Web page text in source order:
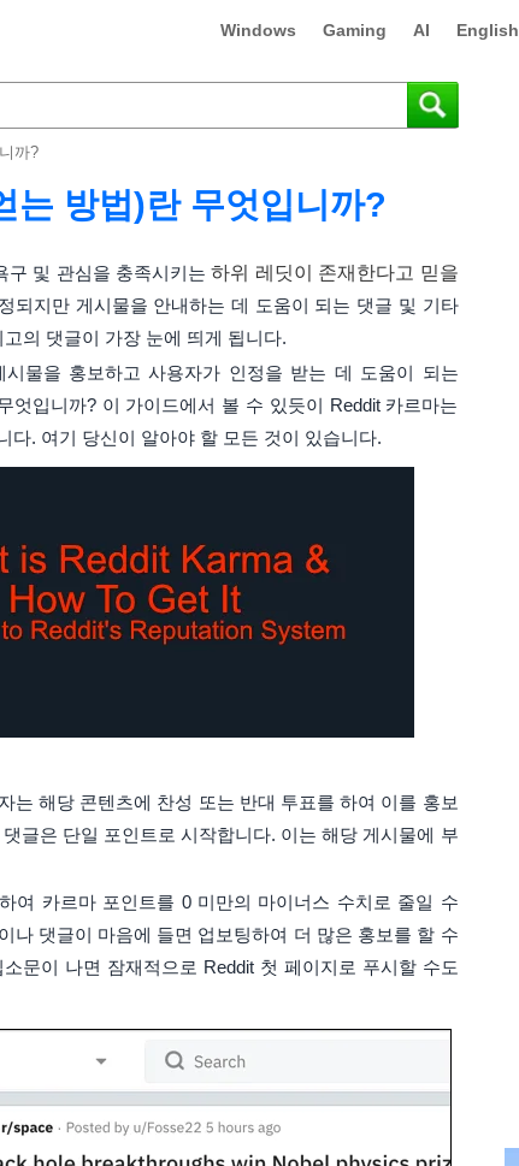
Windows Gaming AI English
까?
방법)란 무엇입니까?
구 및 관심을 충족시키는하위 레딧이 존재한다고 믿을
되지만 게시물을 안내하는 데 도움이 되는 댓글 및 기타
의 댓글이 가장 눈에 띄게 됩니다.
물을 홍보하고 사용자가 인정을 받는 데 도움이 되는
엇입니까? 이 가이드에서 볼 수 있듯이 Reddit 카르마는
다. 여기 당신이 알아야 할 모든 것이 있습니다.
는 해당 콘텐츠에 찬성 또는 반대 투표를 하여 이를 홍보
글은 단일 포인트로 시작합니다. 이는 해당 게시물에 부
여 카르마 포인트를 0 미만의 마이너스 수치로 줄일 수
나 댓글이 마음에 들면 업보팅하여 더 많은 홍보를 할 수
문이 나면 잠재적으로 Reddit 첫 페이지로 푸시할 수도